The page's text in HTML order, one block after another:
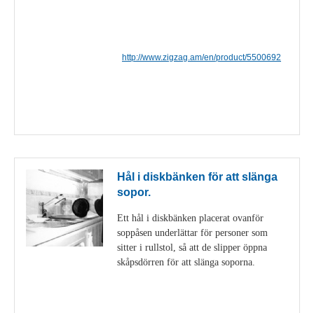
http://www.zigzag.am/en/product/5500692
Hål i diskbänken för att slänga
sopor.
Ett hål i diskbänken placerat ovanför
soppåsen underlättar för personer som
sitter i rullstol, så att de slipper öppna
skåpsdörren för att slänga soporna.